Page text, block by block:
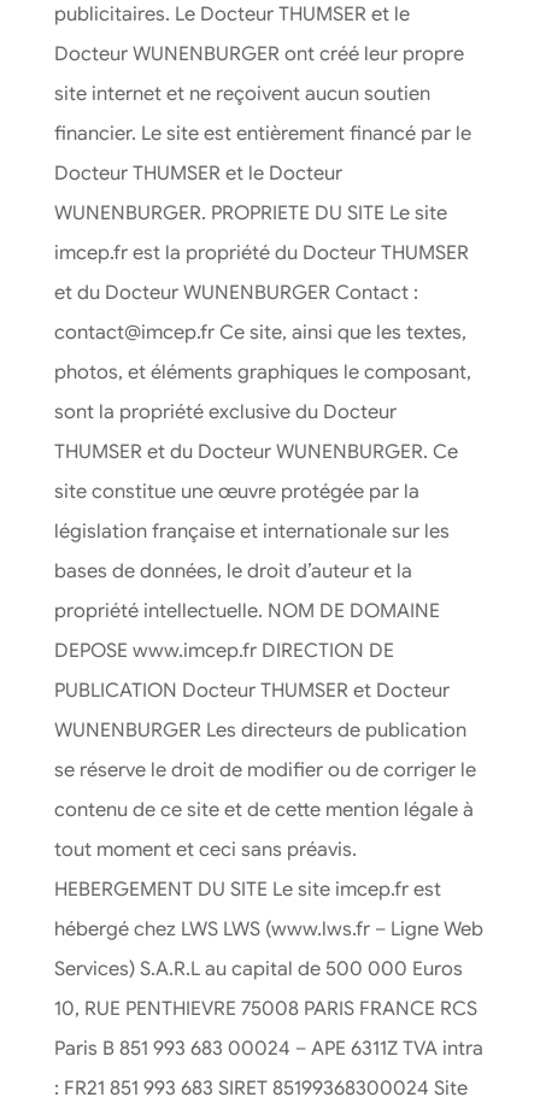
publicitaires. Le Docteur THUMSER et le
Docteur WUNENBURGER ont créé leur propre
site internet et ne reçoivent aucun soutien
financier. Le site est entièrement financé par le
Docteur THUMSER et le Docteur
WUNENBURGER. PROPRIETE DU SITE Le site
imcep.fr est la propriété du Docteur THUMSER
et du Docteur WUNENBURGER Contact :
contact@imcep.fr Ce site, ainsi que les textes,
photos, et éléments graphiques le composant,
sont la propriété exclusive du Docteur
THUMSER et du Docteur WUNENBURGER. Ce
site constitue une œuvre protégée par la
législation française et internationale sur les
bases de données, le droit d’auteur et la
propriété intellectuelle. NOM DE DOMAINE
DEPOSE www.imcep.fr DIRECTION DE
PUBLICATION Docteur THUMSER et Docteur
WUNENBURGER Les directeurs de publication
se réserve le droit de modifier ou de corriger le
contenu de ce site et de cette mention légale à
tout moment et ceci sans préavis.
HEBERGEMENT DU SITE Le site imcep.fr est
hébergé chez LWS LWS (www.lws.fr – Ligne Web
Services) S.A.R.L au capital de 500 000 Euros
10, RUE PENTHIEVRE 75008 PARIS FRANCE RCS
Paris B 851 993 683 00024 – APE 6311Z TVA intra
: FR21 851 993 683 SIRET 85199368300024 Site